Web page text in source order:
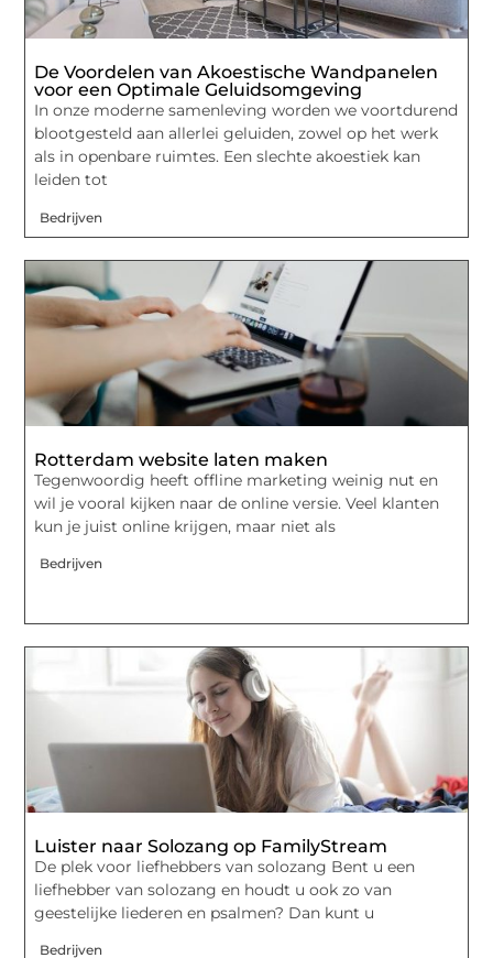
De Voordelen van Akoestische Wandpanelen
voor een Optimale Geluidsomgeving
In onze moderne samenleving worden we voortdurend
blootgesteld aan allerlei geluiden, zowel op het werk
als in openbare ruimtes. Een slechte akoestiek kan
leiden tot
Bedrijven
Rotterdam website laten maken
Tegenwoordig heeft offline marketing weinig nut en
wil je vooral kijken naar de online versie. Veel klanten
kun je juist online krijgen, maar niet als
Bedrijven
Luister naar Solozang op FamilyStream
De plek voor liefhebbers van solozang Bent u een
liefhebber van solozang en houdt u ook zo van
geestelijke liederen en psalmen? Dan kunt u
Bedrijven